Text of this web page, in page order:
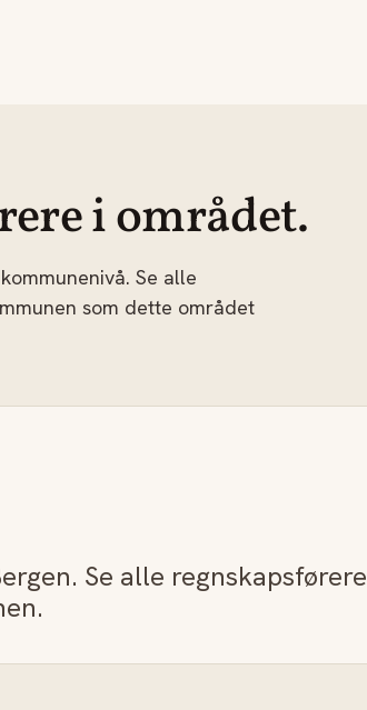
i området.
Se alle
som dette området
Se alle regnskapsførere